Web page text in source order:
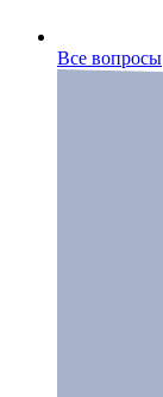
Все вопросы